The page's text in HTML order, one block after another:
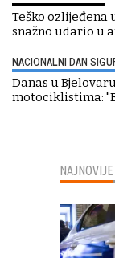
Teško ozlijeđena
snažno udario u
NACIONALNI DAN
Danas u
motociklistima:
NAJNOVIJE